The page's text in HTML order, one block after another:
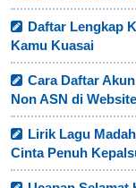
Daftar Lengkap
Kamu Kuasai
Cara Daftar
Non ASN di
Lirik Lagu
Cinta Penuh